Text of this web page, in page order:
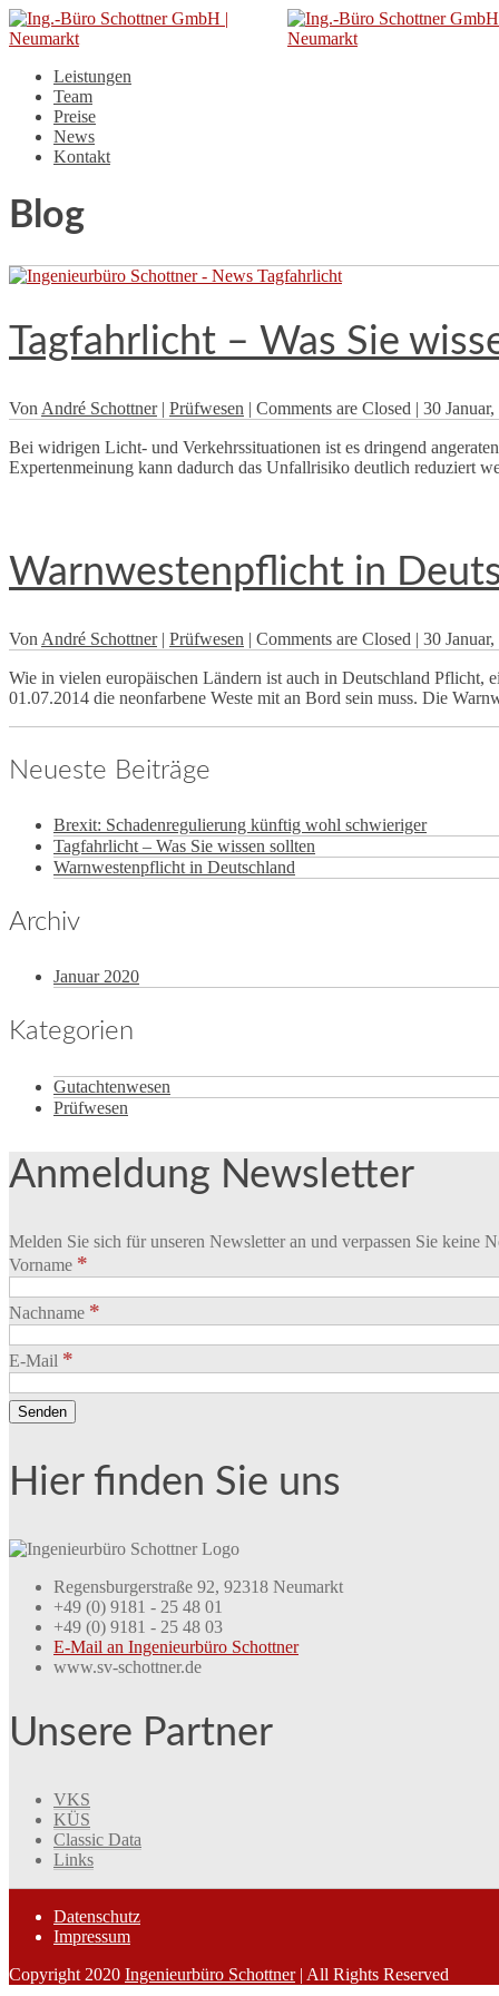
Leistungen
Team
Preise
News
Kontakt
Blog
Tagfahrlicht – Was Sie
Von André Schottner | Prüfwesen | Comments are Closed | 30
Bei widrigen Licht- und Verkehrssituationen ist es dringend
Expertenmeinung kann dadurch das Unfallrisiko deutlich reduziert
Warnwestenpflicht in
Von André Schottner | Prüfwesen | Comments are Closed | 30
Wie in vielen europäischen Ländern ist auch in Deutschland Pflicht,
01.07.2014 die neonfarbene Weste mit an Bord sein muss. Die
Neueste Beiträge
Brexit: Schadenregulierung künftig wohl schwieriger
Tagfahrlicht – Was Sie wissen sollten
Warnwestenpflicht in Deutschland
Archiv
Januar 2020
Kategorien
Gutachtenwesen
Prüfwesen
Anmeldung Newsletter
Melden Sie sich für unseren Newsletter an und verpassen Sie
Vorname *
Nachname *
E-Mail *
Hier finden Sie uns
Regensburgerstraße 92, 92318 Neumarkt
+49 (0) 9181 - 25 48 01
+49 (0) 9181 - 25 48 03
E-Mail an Ingenieurbüro Schottner
www.sv-schottner.de
Unsere Partner
VKS
KÜS
Classic Data
Links
Datenschutz
Impressum
Copyright 2020 Ingenieurbüro Schottner| All Rights Reserved